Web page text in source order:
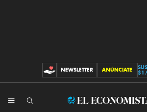
CONTRIBUCIONES
NEWSLETTER ANÚNCIATE
El